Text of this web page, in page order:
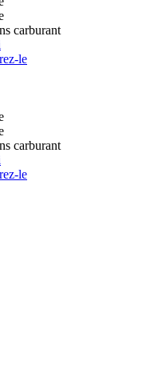
carburant
le
carburant
le